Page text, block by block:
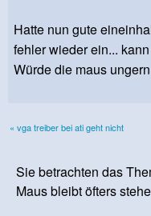
Hatte nun gute
fehler wieder ein...
Würde die maus
« vga treiber bei ati geht nicht
Sie betrachten das
Maus bleibt öfters